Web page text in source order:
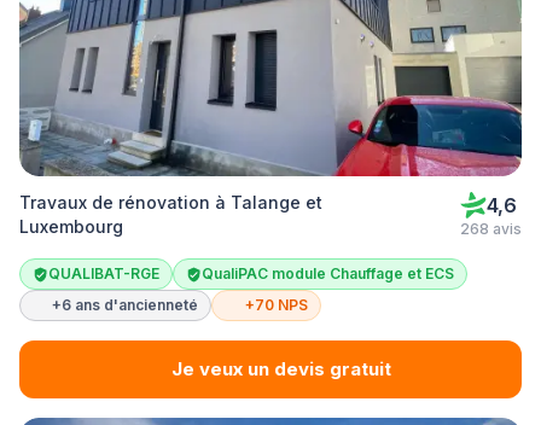
Travaux de rénovation à Talange et
Luxembourg
4,6
268 avis
QUALIBAT-RGE
QualiPAC module Chauffage et ECS
+6 ans d'ancienneté
+70 NPS
Je veux un devis gratuit